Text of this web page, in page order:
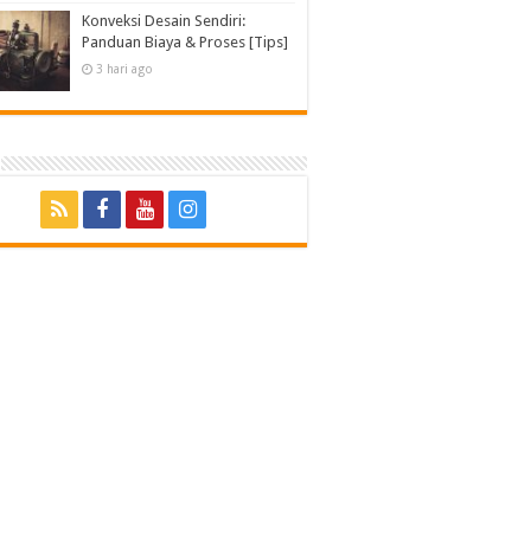
Konveksi Desain Sendiri:
Panduan Biaya & Proses [Tips]
3 hari ago